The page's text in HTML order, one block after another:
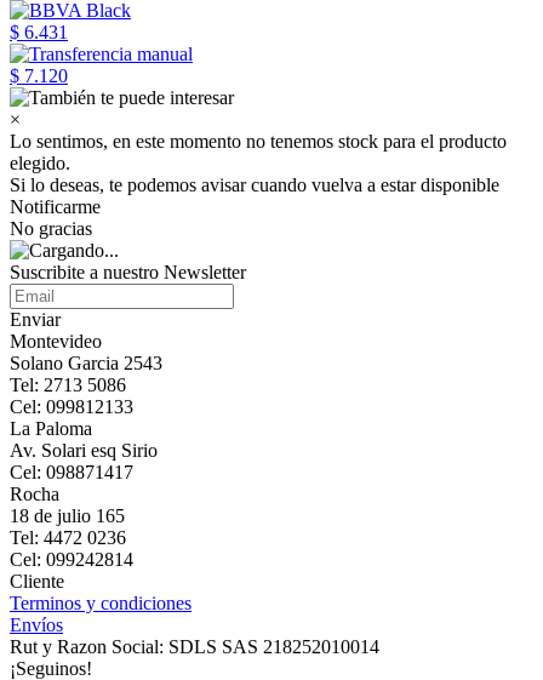
$ 6.431
$ 7.120
×
Lo sentimos, en este momento no tenemos stock para el producto
elegido.
Si lo deseas, te podemos avisar cuando vuelva a estar disponible
Notificarme
No gracias
Suscribite a nuestro Newsletter
Enviar
Montevideo
Solano Garcia 2543
Tel: 2713 5086
Cel: 099812133
La Paloma
Av. Solari esq Sirio
Cel: 098871417
Rocha
18 de julio 165
Tel: 4472 0236
Cel: 099242814
Cliente
Terminos y condiciones
Envíos
Rut y Razon Social: SDLS SAS 218252010014
¡Seguinos!